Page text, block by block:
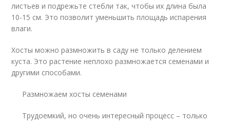
листьев и подрежьте стебли так, чтобы их длина была
10-15 см. Это позволит уменьшить площадь испарения
влаги.
Хосты можно размножить в саду не только делением
куста. Это растение неплохо размножается семенами и
другими способами.
Размножаем хосты семенами
Трудоемкий, но очень интересный процесс – только